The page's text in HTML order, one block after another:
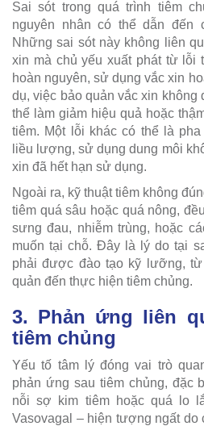
Sai sót trong quá trình tiêm
nguyên nhân có thể dẫn đến
Những sai sót này không liên
xin mà chủ yếu xuất phát từ lỗi
hoàn nguyên, sử dụng vắc xin
dụ, việc bảo quản vắc xin không
thể làm giảm hiệu quả hoặc
tiêm. Một lỗi khác có thể là
liều lượng, sử dụng dung môi
xin đã hết hạn sử dụng.
Ngoài ra, kỹ thuật tiêm không
tiêm quá sâu hoặc quá nông,
sưng đau, nhiễm trùng, hoặc
muốn tại chỗ. Đây là lý do tại
phải được đào tạo kỹ lưỡng,
quản đến thực hiện tiêm chủng.
3. Phản ứng liên
tiêm chủng
Yếu tố tâm lý đóng vai trò
phản ứng sau tiêm chủng,
nỗi sợ kim tiêm hoặc quá lo
Vasovagal – hiện tượng ngất do